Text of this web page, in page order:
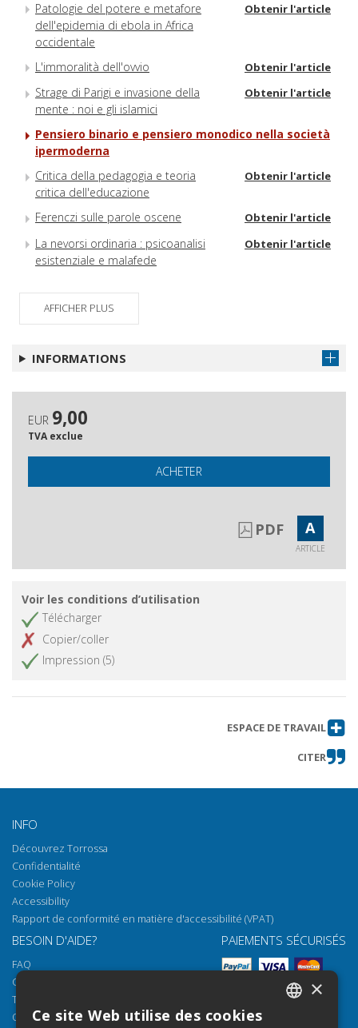
Patologie del potere e metafore
dell'epidemia di ebola in Africa
occidentale
Obtenir l'article
L'immoralità dell'ovvio Obtenir l'article
Strage di Parigi e invasione della
mente : noi e gli islamici
Obtenir l'article
Pensiero binario e pensiero monodico nella società
ipermoderna
Critica della pedagogia e teoria
critica dell'educazione
Obtenir l'article
Ferenczi sulle parole oscene Obtenir l'article
La nevorsi ordinaria : psicoanalisi
esistenziale e malafede
Obtenir l'article
AFFICHER PLUS
INFORMATIONS
EUR 9,00
TVA exclue
ACHETER
PDF A
ARTICLE
Voir les conditions d’utilisation
Télécharger
Copier/coller
Impression (5)
ESPACE DE TRAVAIL
CITER
INFO
Découvrez Torrossa
Confidentialité
Cookie Policy
Accessibility
Rapport de conformité en matière d'accessibilité (VPAT)
BESOIN D'AIDE?
FAQ
Comment ouvrir nos documents
Torrossa Reader
Options d'accès
PAIEMENTS SÉCURISÉS
×
Ce site Web utilise des cookies